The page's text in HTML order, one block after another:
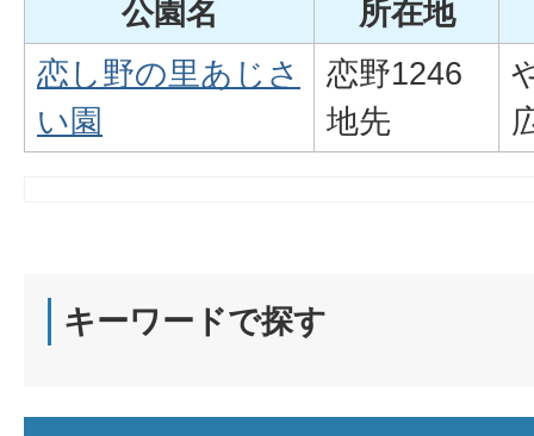
公園名
所在地
恋し野の里あじさ
い園
恋野1246
地先
キーワードで探す